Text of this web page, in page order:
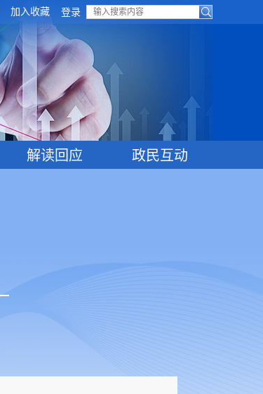
加入收藏 登录
解读回应 政民互动